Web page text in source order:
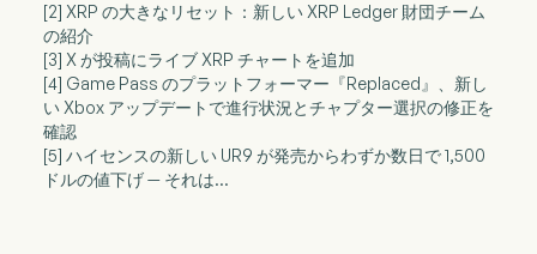
[2] XRP の大きなリセット：新しい XRP Ledger 財団チーム
の紹介
[3] X が投稿にライブ XRP チャートを追加
[4] Game Pass のプラットフォーマー『Replaced』、新し
い Xbox アップデートで進行状況とチャプター選択の修正を
確認
[5] ハイセンスの新しい UR9 が発売からわずか数日で 1,500
ドルの値下げ — それは...